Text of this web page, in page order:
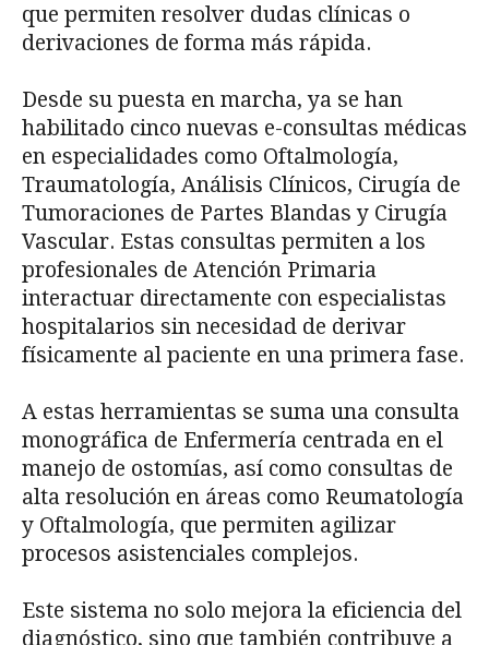
que permiten resolver dudas clínicas o
derivaciones de forma más rápida.
Desde su puesta en marcha, ya se han
habilitado cinco nuevas e-consultas médicas
en especialidades como Oftalmología,
Traumatología, Análisis Clínicos, Cirugía de
Tumoraciones de Partes Blandas y Cirugía
Vascular. Estas consultas permiten a los
profesionales de Atención Primaria
interactuar directamente con especialistas
hospitalarios sin necesidad de derivar
físicamente al paciente en una primera fase.
A estas herramientas se suma una consulta
monográfica de Enfermería centrada en el
manejo de ostomías, así como consultas de
alta resolución en áreas como Reumatología
y Oftalmología, que permiten agilizar
procesos asistenciales complejos.
Este sistema no solo mejora la eficiencia del
diagnóstico, sino que también contribuye a